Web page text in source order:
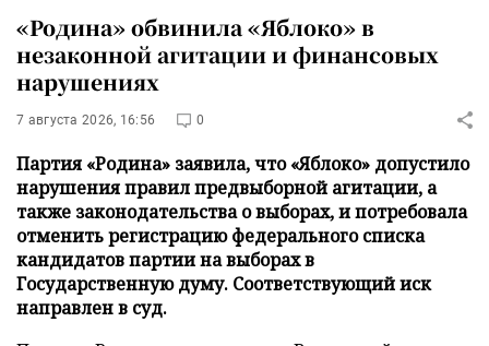
«Родина» обвинила «Яблоко» в
незаконной агитации и финансовых
нарушениях
7 августа 2026, 16:56 0
Партия «Родина» заявила, что «Яблоко» допустило
нарушения правил предвыборной агитации, а
также законодательства о выборах, и потребовала
отменить регистрацию федерального списка
кандидатов партии на выборах в
Государственную думу. Соответствующий иск
направлен в суд.